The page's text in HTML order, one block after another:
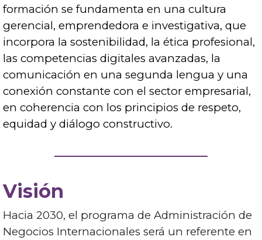
formación se fundamenta en una cultura
gerencial, emprendedora e investigativa, que
incorpora la sostenibilidad, la ética profesional,
las competencias digitales avanzadas, la
comunicación en una segunda lengua y una
conexión constante con el sector empresarial,
en coherencia con los principios de respeto,
equidad y diálogo constructivo.
Visión
Hacia 2030, el programa de Administración de
Negocios Internacionales será un referente en